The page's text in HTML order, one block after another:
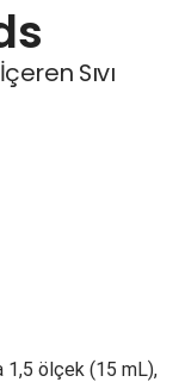
Sıvı
1,5 ölçek (15 mL),